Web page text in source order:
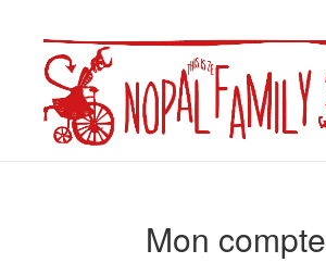
Mon compte